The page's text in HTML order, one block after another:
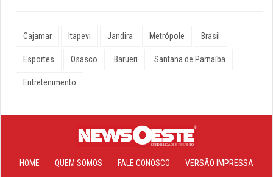
Cajamar Itapevi Jandira Metrópole Brasil
Esportes Osasco Barueri Santana de Parnaíba
Entretenimento
HOME QUEM SOMOS FALE CONOSCO VERSÃO IMPRESSA